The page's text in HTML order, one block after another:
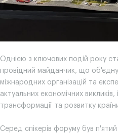
Однією з ключових подій року
провідний майданчик, що
міжнародних організацій та
актуальних економічних
трансформації та розвитку
Серед спікерів форуму був